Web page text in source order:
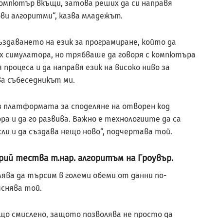
вкъщи, затова реших да си направя
алгоритми“, казва младежът.
на език за програмиране, който да
симулатора, но трябваше да говоря с компютъра
и да направя език на високо ниво за
събеседникът ми.
за споделяне на отворен код
и да го развива. Важно е технологиите да са
и да създава нещо ново“, подчертава той.
тества т.нар. алгоритъм на Гроувър.
да търсим в големи обеми от данни по-
той.
смислено, защото позволява не просто да